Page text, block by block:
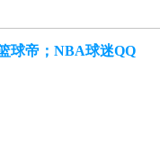
球帝；NBA球迷QQ